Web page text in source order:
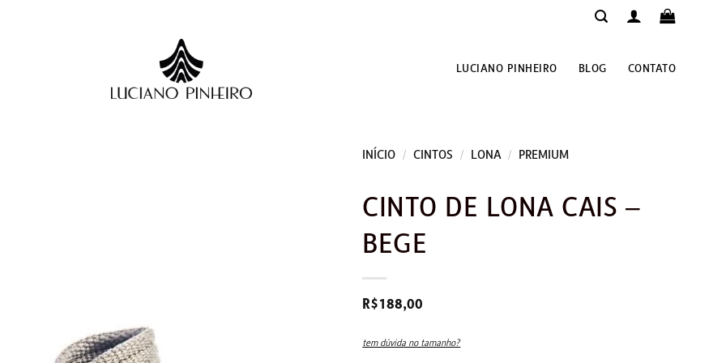
LUCIANO PINHEIRO BLOG CONTATO
INÍCIO / CINTOS / LONA / PREMIUM
CINTO DE LONA CAIS –
BEGE
R$188,00
tem dúvida no tamanho?